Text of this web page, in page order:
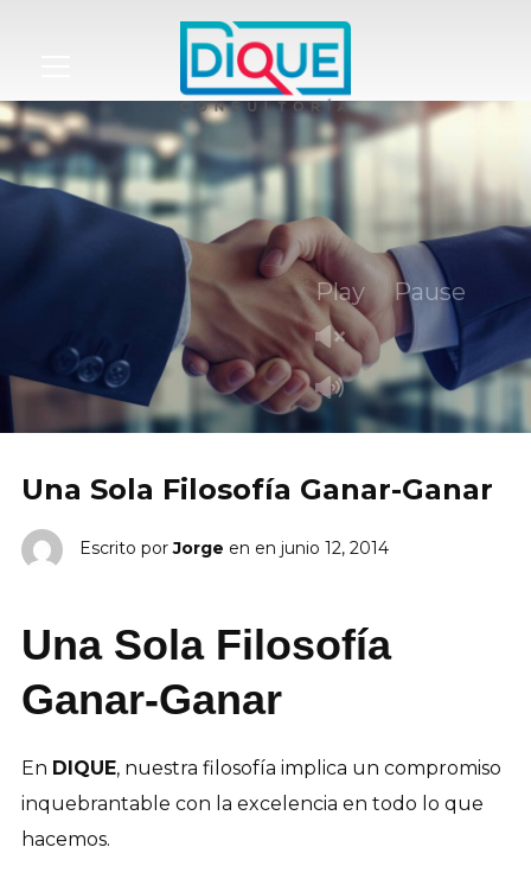
Play Pause
Una Sola Filosofía Ganar-Ganar
Escrito porJorge en en junio 12, 2014
Una Sola Filosofía
Ganar-Ganar
En DIQUE, nuestra filosofía implica un compromiso
inquebrantable con la excelencia en todo lo que
hacemos.